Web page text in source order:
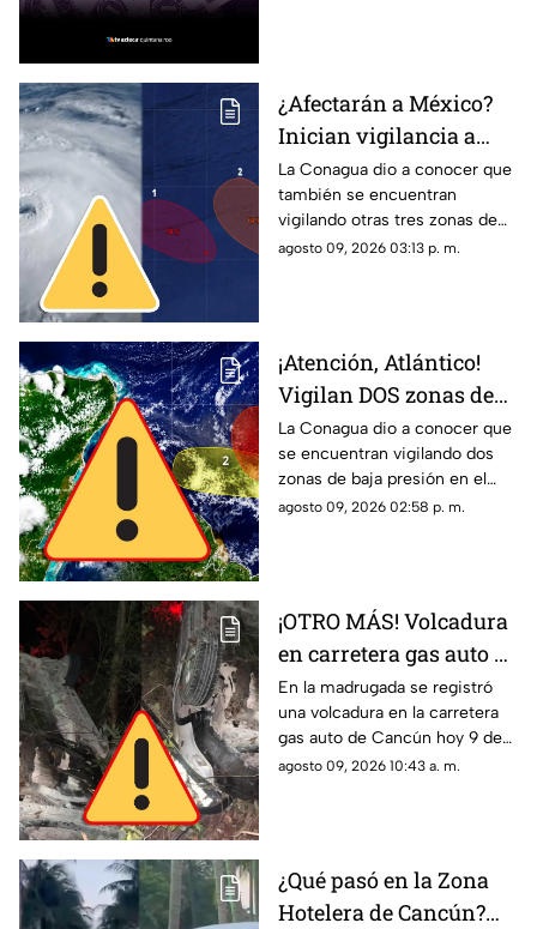
¿Afectarán a México?
Inician vigilancia a
TRES zonas de baja
presión; podrían
desarrollar su
potencial ciclónico
La Conagua dio a conocer que
también se encuentran
vigilando otras tres zonas de
baja presión en el océano
agosto 09, 2026 03:13 p. m.
¡Atención, Atlántico!
Vigilan DOS zonas de
baja presión con
probabilidad de
desarrollo ciclónico
La Conagua dio a conocer que
se encuentran vigilando dos
zonas de baja presión en el
Atlántico con probabilidad de
agosto 09, 2026 02:58 p. m.
¡OTRO MÁS! Volcadura
en carretera gas auto de
Cancún HOY; el
conductor se dio a la
fuga
En la madrugada se registró
una volcadura en la carretera
gas auto de Cancún hoy 9 de
agosto de 2026. El conductor
agosto 09, 2026 10:43 a. m.
¿Qué pasó en la Zona
Hotelera de Cancún?